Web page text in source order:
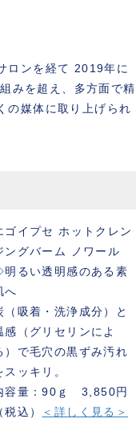
ロンを経て 2019年に
みを超え、多方面で精
の媒体に取り上げられ
ゴイプセ ホットクレン
ングバーム ノワール
るい透明感のある素
へ
（吸着・洗浄成分）と
感（グリセリンによ
）で毛穴の黒ずみ汚れ
スッキリ。
容量：90ｇ 3,850円
税込）
＜詳しく見る＞